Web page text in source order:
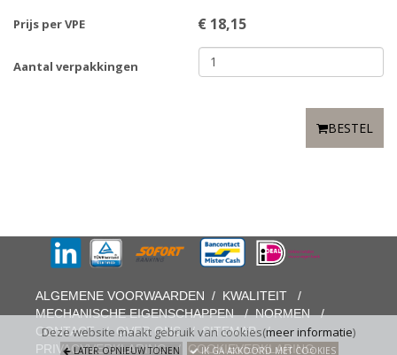
Prijs per VPE € 18,15
Aantal verpakkingen
BESTEL
Deze website maakt gebruik van cookies(meer informatie)
LATER OPNIEUW TONEN IK GA AKKOORD MET COOKIES
ALGEMENE VOORWAARDEN / KWALITEIT
/
MECHANISCHE EIGENSCHAPPEN/NORMEN/
CONTACT/OVER ONS/SITEMAP/
PRIVACYVERKLARING/ COOKIEVERKLARING